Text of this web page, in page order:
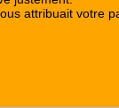
attribuait votre